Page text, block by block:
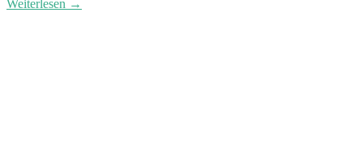
Weiterlesen →